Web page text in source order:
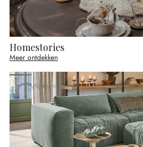
Homestories
Meer ontdekken